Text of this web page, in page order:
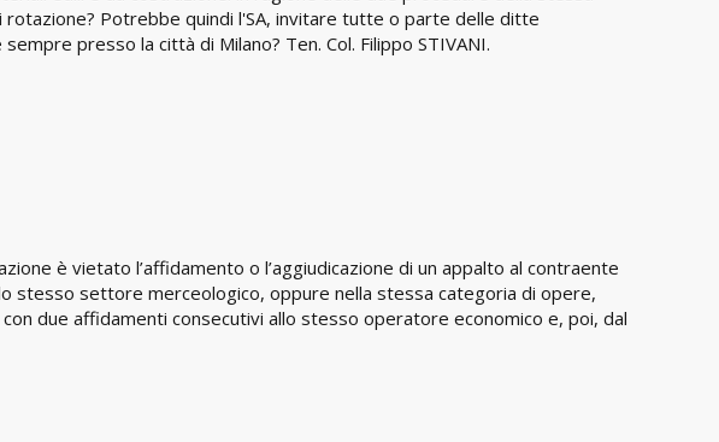
Potrebbe quindi l'SA, invitare tutte o parte delle ditte
presso la città di Milano? Ten. Col. Filippo STIVANI.
è vietato l’affidamento o l’aggiudicazione di un appalto al contraente
stesso settore merceologico, oppure nella stessa categoria di opere,
due affidamenti consecutivi allo stesso operatore economico e, poi, dal